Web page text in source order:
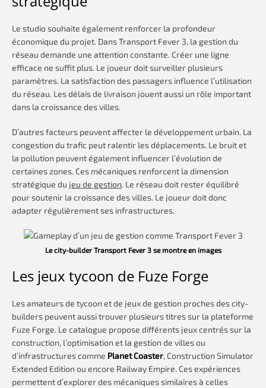
Le studio souhaite également renforcer la profondeur
économique du projet. Dans Transport Fever 3, la gestion du
réseau demande une attention constante. Créer une ligne
efficace ne suffit plus. Le joueur doit surveiller plusieurs
paramètres. La satisfaction des passagers influence l’utilisation
du réseau. Les délais de livraison jouent aussi un rôle important
dans la croissance des villes.
D’autres facteurs peuvent affecter le développement urbain. La
congestion du trafic peut ralentir les déplacements. Le bruit et
la pollution peuvent également influencer l’évolution de
certaines zones. Ces mécaniques renforcent la dimension
stratégique du jeu de gestion. Le réseau doit rester équilibré
pour soutenir la croissance des villes. Le joueur doit donc
adapter régulièrement ses infrastructures.
Le city-builder Transport Fever 3 se montre en images
Les jeux tycoon de Fuze Forge
Les amateurs de tycoon et de jeux de gestion proches des city-
builders peuvent aussi trouver plusieurs titres sur la plateforme
Fuze Forge. Le catalogue propose différents jeux centrés sur la
construction, l’optimisation et la gestion de villes ou
d’infrastructures comme Planet Coaster, Construction Simulator
Extended Edition ou encore Railway Empire. Ces expériences
permettent d’explorer des mécaniques similaires à celles